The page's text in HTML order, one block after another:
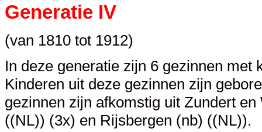
Generatie IV
(van 1810 tot 1912)
In deze generatie zijn 6 gezinnen met
Kinderen uit deze gezinnen zijn
gezinnen zijn afkomstig uit Zundert
((NL)) (3x) en Rijsbergen (nb) ((NL)).